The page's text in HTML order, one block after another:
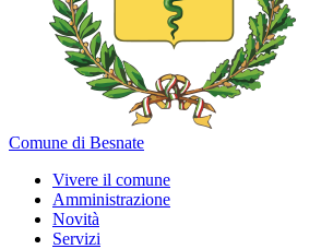
Comune di Besnate
Vivere il comune
Amministrazione
Novità
Servizi